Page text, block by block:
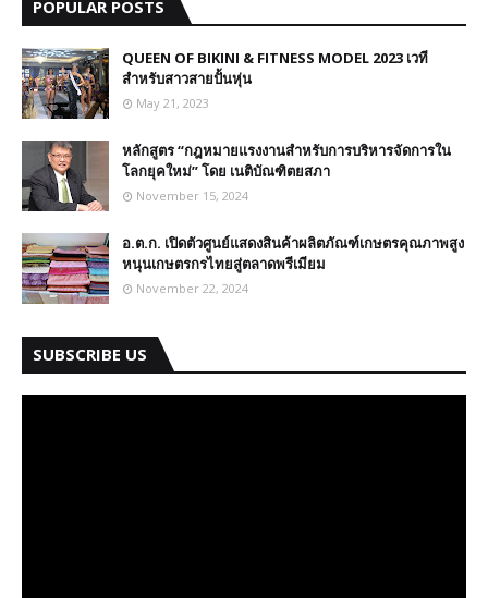
POPULAR POSTS
QUEEN OF BIKINI & FITNESS MODEL 2023 เวที
สำหรับสาวสายปั้นหุ่น
May 21, 2023
หลักสูตร “กฎหมายแรงงานสำหรับการบริหารจัดการใน
โลกยุคใหม่” โดย เนติบัณฑิตยสภา
November 15, 2024
อ.ต.ก. เปิดตัวศูนย์แสดงสินค้าผลิตภัณฑ์เกษตรคุณภาพสูง
หนุนเกษตรกรไทยสู่ตลาดพรีเมียม
November 22, 2024
SUBSCRIBE US